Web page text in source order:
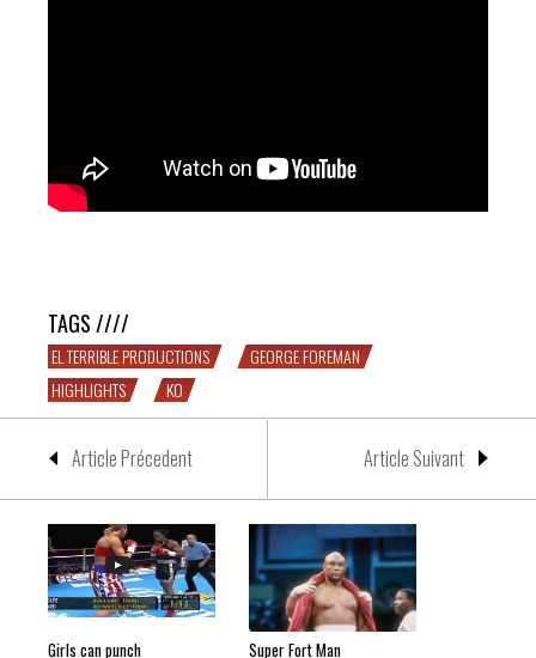
TAGS ////
EL TERRIBLE PRODUCTIONS
GEORGE FOREMAN
HIGHLIGHTS
KO
Article Précedent Article Suivant
Girls can punch Super Fort Man